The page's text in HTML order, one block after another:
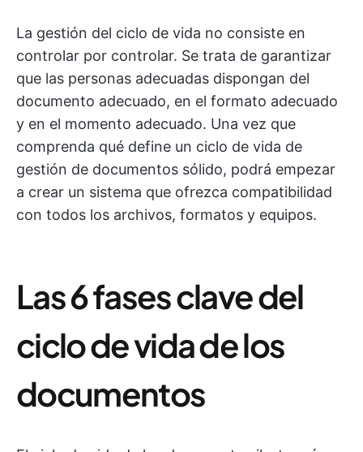
La gestión del ciclo de vida no consiste en
controlar por controlar. Se trata de garantizar
que las personas adecuadas dispongan del
documento adecuado, en el formato adecuado
y en el momento adecuado. Una vez que
comprenda qué define un ciclo de vida de
gestión de documentos sólido, podrá empezar
a crear un sistema que ofrezca compatibilidad
con todos los archivos, formatos y equipos.
Las 6 fases clave del
ciclo de vida de los
documentos